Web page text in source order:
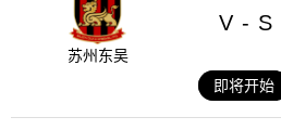
苏州东吴
V - S
即将开始